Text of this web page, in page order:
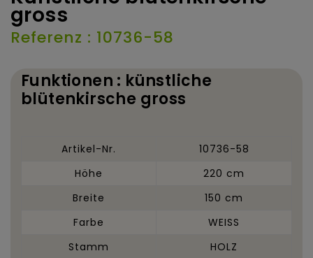
gross
Referenz : 10736-58
Funktionen : künstliche
blütenkirsche gross
Artikel-Nr.
10736-58
Höhe
220 cm
Breite
150 cm
Farbe
WEISS
Stamm
HOLZ